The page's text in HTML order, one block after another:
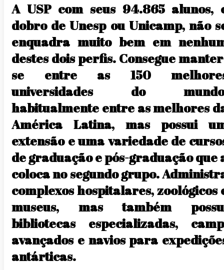
A USP com seus 94.865 alunos,
dobro de Unesp ou Unicamp, não
enquadra muito bem em
destes dois perfis. Consegue
se entre as 150
universidades do
habitualmente entre as melhores
América Latina, mas possui
extensão e uma variedade de
de graduação e pós-graduação que
coloca no segundo grupo.
complexos hospitalares, zoológicos
museus, mas também
bibliotecas especializadas,
avançados e navios para
antárticas.